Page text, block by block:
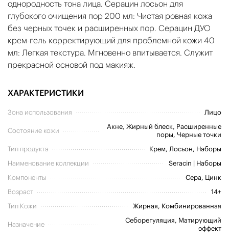
однородность тона лица. Серацин лосьон для
глубокого очищения пор 200 мл: Чистая ровная кожа
без черных точек и расширенных пор. Серацин ДУО
крем-гель корректирующий для проблемной кожи 40
мл: Легкая текстура. Мгновенно впитывается. Служит
прекрасной основой под макияж.
ХАРАКТЕРИСТИКИ
Зона использования Лицо
Состояние кожи
Акне, Жирный блеск, Расширенные
поры, Черные точки
Тип продукта
Крем, Лосьон, Наборы
Наименование коллекции
Seracin | Наборы
Компоненты
Сера, Цинк
Возраст
14+
Тип Кожи
Жирная, Комбинированная
Назначение
Себорегуляция, Матирующий
эффект